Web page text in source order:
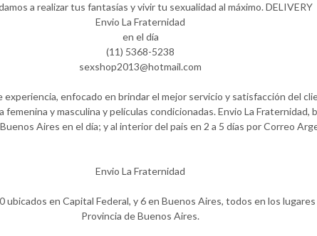
a realizar tus fantasías y vivir tu sexualidad al máximo. DELIVERY
Envio La Fraternidad
en el día
(11) 5368-5238
sexshop2013@hotmail.com
experiencia, enfocado en brindar el mejor servicio y satisfacción del
y masculina y películas condicionadas. Envio La Fraternidad,
Aires en el día; y al interior del pais en 2 a 5 días por Correo
Envio La Fraternidad
en Capital Federal, y 6 en Buenos Aires, todos en los
Provincia de Buenos Aires.